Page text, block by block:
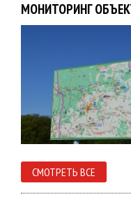
МОНИТОРИНГ
СМОТРЕТЬ ВСЕ